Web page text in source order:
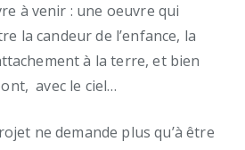
à venir : une oeuvre qui
la candeur de l’enfance, la
à la terre, et bien
avec le ciel…
ne demande plus qu’à être